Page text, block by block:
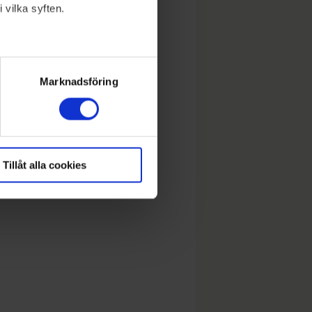
vilka syften.
meter
Marknadsföring
Tillåt alla cookies